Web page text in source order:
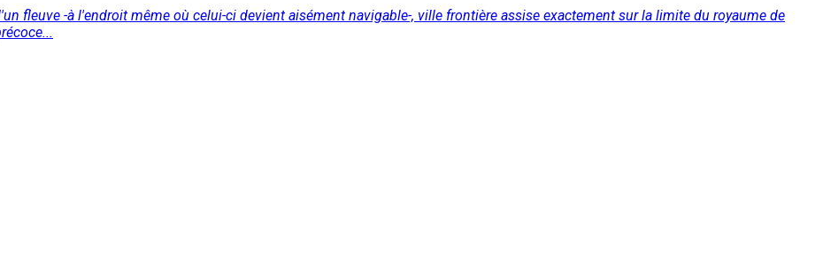
fleuve -à l'endroit même où celui-ci devient aisément navigable-, ville frontière assise exactement sur la limite du royaume de